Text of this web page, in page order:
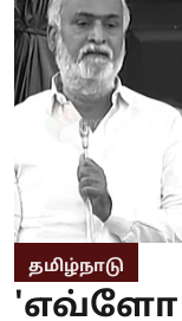
தமிழ்நாடு
'எவ்ளோ